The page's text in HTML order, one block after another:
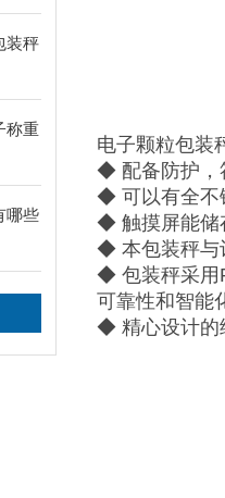
装秤
称重
哪些
电子颗粒包装
◆ 配备防护，
◆ 可以有全不
◆ 触摸屏能储
◆ 本包装秤与
◆ 包装秤采用
可靠性和智能
◆ 精心设计的